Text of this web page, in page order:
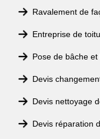
Ravalement de
Entreprise de
Pose de bâche
Devis
Devis nettoyage
Devis réparation